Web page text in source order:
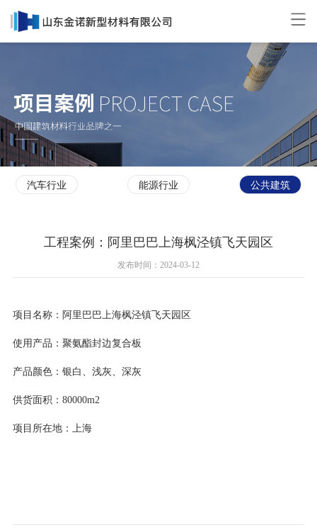
汽车行业 能源行业 公共建筑
工程案例：阿里巴巴上海枫泾镇飞天园区
发布时间：2024-03-12
项目名称：阿里巴巴上海枫泾镇飞天园区
使用产品：聚氨酯封边复合板
产品颜色：银白、浅灰、深灰
供货面积：80000m2
项目所在地：上海